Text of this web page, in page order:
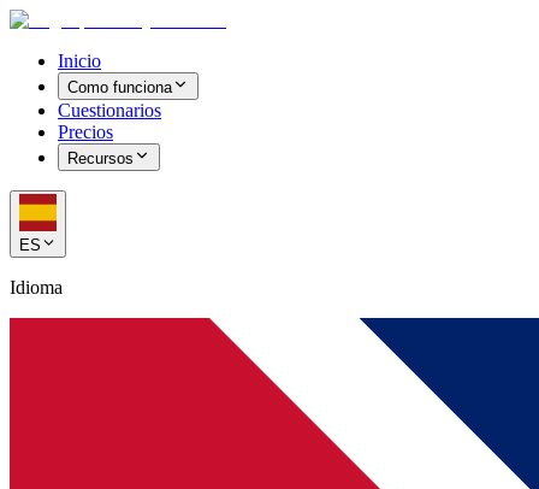
Inicio
Como funciona
Cuestionarios
Precios
Recursos
ES
Idioma